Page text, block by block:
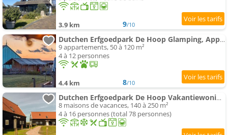
3.9 km 9/10
Dutchen Erfgoedpark De Hoop Glamping, Appartementen & Cottages
9 appartements, 50 à 120 m²
4 à 12 personnes
4.4 km 8/10
Dutchen Erfgoedpark De Hoop Vakantiewoningen
8 maisons de vacances, 140 à 250 m²
4 à 16 personnes (total 78 personnes)